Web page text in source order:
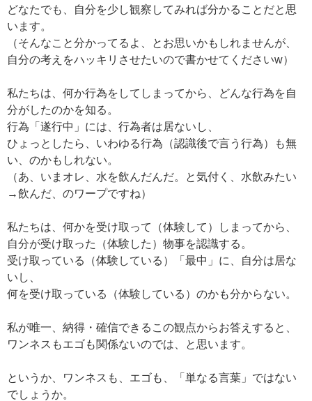
どなたでも、自分を少し観察してみれば分かることだと思
います。
（そんなこと分かってるよ、とお思いかもしれませんが、
自分の考えをハッキリさせたいので書かせてくださいw）
私たちは、何か行為をしてしまってから、どんな行為を自
分がしたのかを知る。
行為「遂行中」には、行為者は居ないし、
ひょっとしたら、いわゆる行為（認識後で言う行為）も無
い、のかもしれない。
（あ、いまオレ、水を飲んだんだ。と気付く、水飲みたい
→飲んだ、のワープですね）
私たちは、何かを受け取って（体験して）しまってから、
自分が受け取った（体験した）物事を認識する。
受け取っている（体験している）「最中」に、自分は居な
いし、
何を受け取っている（体験している）のかも分からない。
私が唯一、納得・確信できるこの観点からお答えすると、
ワンネスもエゴも関係ないのでは、と思います。
というか、ワンネスも、エゴも、「単なる言葉」ではない
でしょうか。